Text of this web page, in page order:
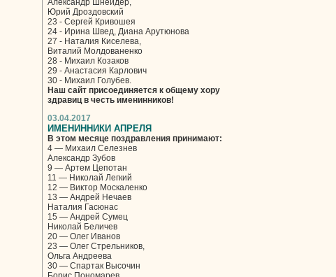
Александр Шнейдер,
Юрий Дроздовский
23 - Сергей Кривошея
24 - Ирина Швед, Диана Арутюнова
27 - Наталия Киселева,
Виталий Молдованенко
28 - Михаил Козаков
29 - Анастасия Карлович
30 - Михаил Голубев.
Наш сайт присоединяется к общему хору
здравиц в честь именинников!
03.04.2017
ИМЕНИННИКИ АПРЕЛЯ
В этом месяце поздравления принимают:
4 — Михаил Селезнев
Александр Зубов
9 — Артем Цепотан
11 — Николай Легкий
12 — Виктор Москаленко
13 — Андрей Нечаев
Наталия Гасюнас
15 — Андрей Сумец
Николай Беличев
20 — Олег Иванов
23 — Олег Стрельников,
Ольга Андреева
30 — Спартак Высочин